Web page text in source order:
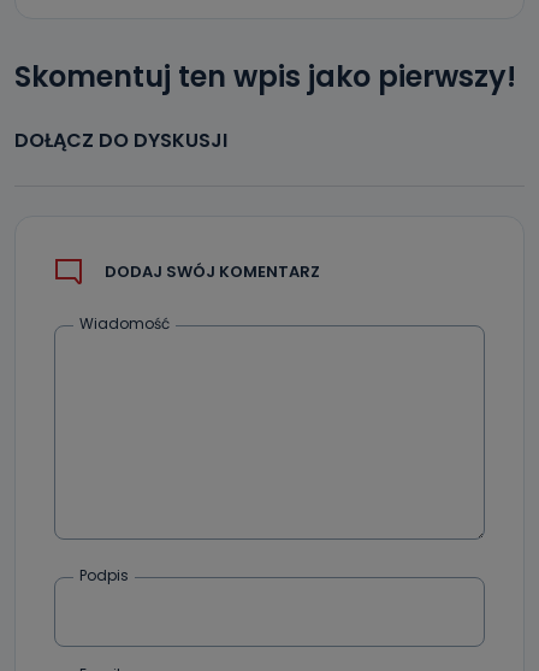
Skomentuj ten wpis jako pierwszy!
DOŁĄCZ DO DYSKUSJI
DODAJ SWÓJ KOMENTARZ
Wiadomość
Podpis